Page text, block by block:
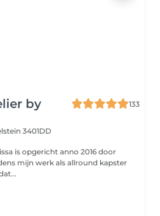
by
133
3401DD
is opgericht anno 2016 door
mijn werk als allround kapster